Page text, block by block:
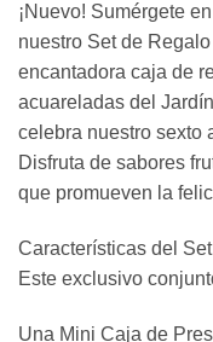
¡Nuevo! Sumérgete
nuestro Set de
encantadora caja de
acuareladas del
celebra nuestro sexto
Disfruta de sabores
que promueven la
Características del
Este exclusivo
Una Mini Caja de